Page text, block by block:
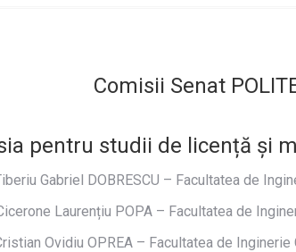
Comisii Senat
pentru studii de licență și
Gabriel DOBRESCU – Facultatea de
Laurențiu POPA – Facultatea de
Ovidiu OPREA – Facultatea de